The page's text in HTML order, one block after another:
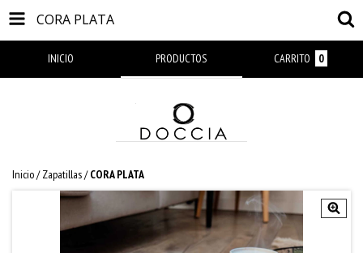
CORA PLATA
INICIO PRODUCTOS CARRITO 0
Inicio/ Zapatillas/ CORA PLATA